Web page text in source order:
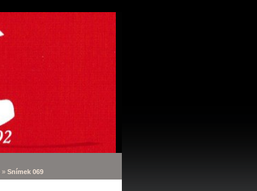
» Snímek 069